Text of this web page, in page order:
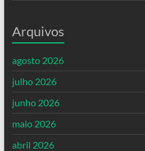
Arquivos
agosto 2026
julho 2026
junho 2026
maio 2026
abril 2026